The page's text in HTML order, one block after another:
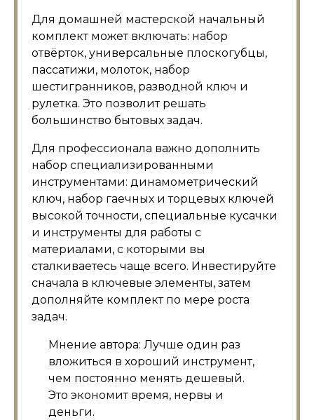
Для домашней мастерской начальный
комплект может включать: набор
отвёрток, универсальные плоскогубцы,
пассатижи, молоток, набор
шестигранников, разводной ключ и
рулетка. Это позволит решать
большинство бытовых задач.
Для профессионала важно дополнить
набор специализированными
инструментами: динамометрический
ключ, набор гаечных и торцевых ключей
высокой точности, специальные кусачки
и инструменты для работы с
материалами, с которыми вы
сталкиваетесь чаще всего. Инвестируйте
сначала в ключевые элементы, затем
дополняйте комплект по мере роста
задач.
Мнение автора: Лучше один раз
вложиться в хороший инструмент,
чем постоянно менять дешевый.
Это экономит время, нервы и
деньги.